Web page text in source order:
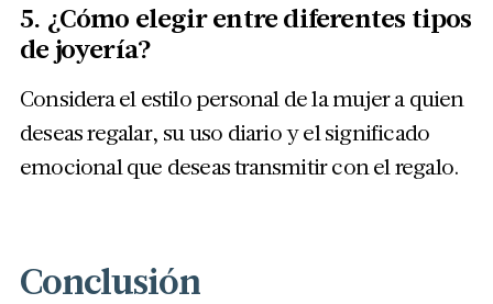
5. ¿Cómo elegir entre diferentes tipos
de joyería?
Considera el estilo personal de la mujer a quien
deseas regalar, su uso diario y el significado
emocional que deseas transmitir con el regalo.
Conclusión